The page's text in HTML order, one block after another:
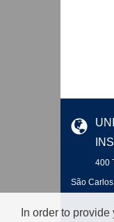
400
São
In order to